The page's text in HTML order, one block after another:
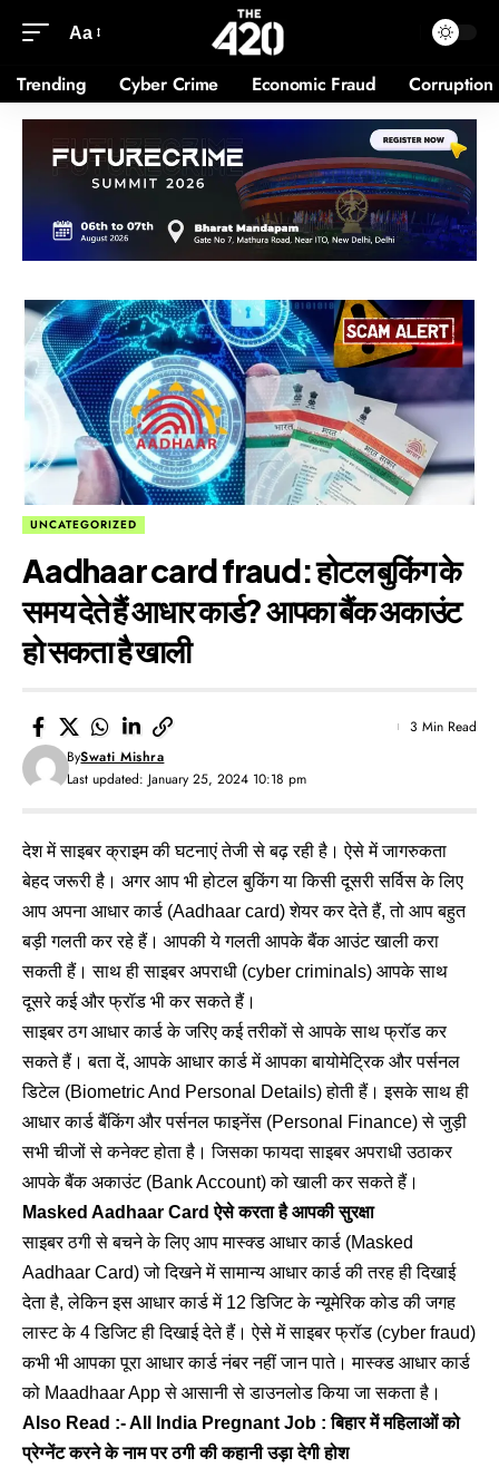
Aa
Trending Cyber Crime Economic Fraud Corruption
UNCATEGORIZED
Aadhaar card fraud: होटल बुकिंग के
समय देते हैं आधार कार्ड? आपका बैंक अकाउंट
हो सकता है खाली
Last updated: January 25, 2024 10:18 pm
BySwati Mishra
3 Min Read
देश में साइबर क्राइम की घटनाएं तेजी से बढ़ रही है। ऐसे में जागरुकता
बेहद जरूरी है। अगर आप भी होटल बुकिंग या किसी दूसरी सर्विस के लिए
आप अपना आधार कार्ड (Aadhaar card) शेयर कर देते हैं, तो आप बहुत
बड़ी गलती कर रहे हैं। आपकी ये गलती आपके बैंक आउंट खाली करा
सकती हैं। साथ ही साइबर अपराधी (cyber criminals) आपके साथ
दूसरे कई और फ्रॉड भी कर सकते हैं।
साइबर ठग आधार कार्ड के जरिए कई तरीकों से आपके साथ फ्रॉड कर
सकते हैं। बता दें, आपके आधार कार्ड में आपका बायोमेट्रिक और पर्सनल
डिटेल (Biometric And Personal Details) होती हैं। इसके साथ ही
आधार कार्ड बैंकिंग और पर्सनल फाइनेंस (Personal Finance) से जुड़ी
सभी चीजों से कनेक्ट होता है। जिसका फायदा साइबर अपराधी उठाकर
आपके बैंक अकाउंट (Bank Account) को खाली कर सकते हैं।
Masked Aadhaar Card ऐसे करता है आपकी सुरक्षा
साइबर ठगी से बचने के लिए आप मास्क्ड आधार कार्ड (Masked
Aadhaar Card) जो दिखने में सामान्य आधार कार्ड की तरह ही दिखाई
देता है, लेकिन इस आधार कार्ड में 12 डिजिट के न्यूमेरिक कोड की जगह
लास्ट के 4 डिजिट ही दिखाई देते हैं। ऐसे में साइबर फ्रॉड (cyber fraud)
कभी भी आपका पूरा आधार कार्ड नंबर नहीं जान पाते। मास्क्ड आधार कार्ड
को Maadhaar App से आसानी से डाउनलोड किया जा सकता है।
Also Read :- All India Pregnant Job : बिहार में महिलाओं को
प्रेग्नेंट करने के नाम पर ठगी की कहानी उड़ा देगी होश